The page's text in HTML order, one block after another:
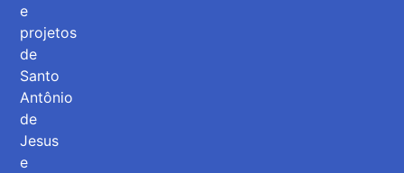
e
projetos
de
Santo
Antônio
de
Jesus
e